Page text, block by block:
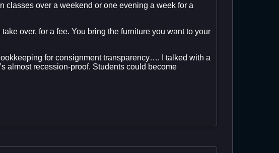
classes over a weekend or one evening a week for a
over, for a fee. You bring the furniture you want to your
for consignment transparency…. I talked with a
almost recession-proof. Students could become